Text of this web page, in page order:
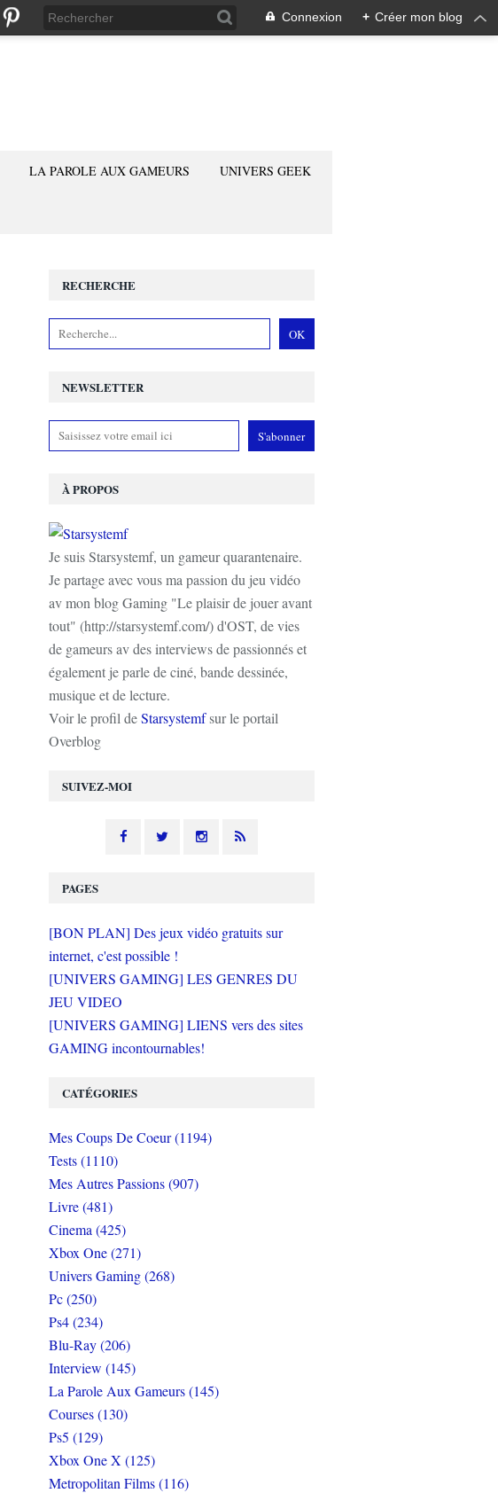
Connexion + Créer mon blog
LA PAROLE AUX GAMEURS UNIVERS GEEK
NEWSLETTER
SUIVEZ-MOI
RECHERCHE
À PROPOS
Je suis Starsystemf, un gameur quarantenaire.
Je partage avec vous ma passion du jeu vidéo
av mon blog Gaming "Le plaisir de jouer avant
tout" (http://starsystemf.com/) d'OST, de vies
de gameurs av des interviews de passionnés et
également je parle de ciné, bande dessinée,
musique et de lecture.
Voir le profil deStarsystemfsur le portail
Overblog
PAGES
[BON PLAN] Des jeux vidéo gratuits sur
internet, c'est possible !
[UNIVERS GAMING] LES GENRES DU
JEU VIDEO
[UNIVERS GAMING] LIENS vers des sites
GAMING incontournables!
CATÉGORIES
Mes Coups De Coeur (1194)
Tests (1110)
Mes Autres Passions (907)
Livre (481)
Cinema (425)
Xbox One (271)
Univers Gaming (268)
Pc (250)
Ps4 (234)
Blu-Ray (206)
Interview (145)
La Parole Aux Gameurs (145)
Courses (130)
Ps5 (129)
Xbox One X (125)
Metropolitan Films (116)